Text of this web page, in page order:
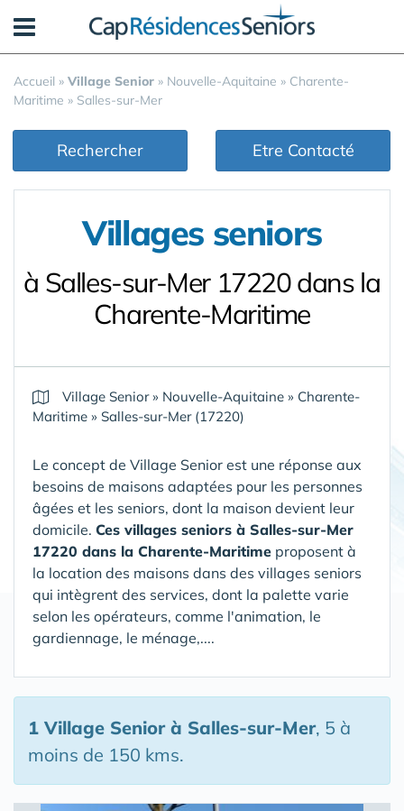
Accueil » Village Senior » Nouvelle-Aquitaine » Charente-
Maritime » Salles-sur-Mer
Rechercher Etre Contacté
Villages seniors
à Salles-sur-Mer 17220 dans la
Charente-Maritime
Village Senior» Nouvelle-Aquitaine » Charente-
Maritime » Salles-sur-Mer (17220)
Le concept de Village Senior est une réponse aux
besoins de maisons adaptées pour les personnes
âgées et les seniors, dont la maison devient leur
domicile. Ces villages seniors à Salles-sur-Mer
17220 dans la Charente-Maritime proposent à
la location des maisons dans des villages seniors
qui intègrent des services, dont la palette varie
selon les opérateurs, comme l'animation, le
gardiennage, le ménage,....
1 Village Seniorà Salles-sur-Mer, 5 à
moins de 150 kms.